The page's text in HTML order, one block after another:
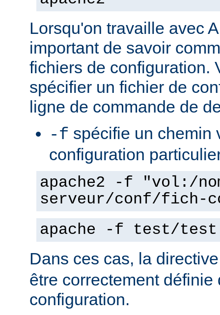
Lorsqu'on travaille avec
important de savoir
fichiers de configuration.
spécifier un fichier de
ligne de commande de
-f spécifie un chemin
configuration
apache2 -f "vol:/
serveur/conf/fich-
apache -f test/
Dans ces cas, la
être correctement
configuration.